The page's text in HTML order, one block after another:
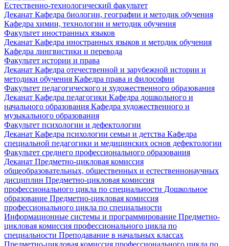
Естественно-технологический факультет
Деканат Кафедра биологии, географии и методик обучения
Кафедра химии, технологии и методик обучения
Факультет иностранных языков
Деканат Кафедра иностранных языков и методик обучения
Кафедра лингвистики и перевода
Факультет истории и права
Деканат Кафедра отечественной и зарубежной истории и
методики обучения Кафедра права и философии
Факультет педагогического и художественного образования
Деканат Кафедра педагогики Кафедра дошкольного и
начального образования Кафедра художественного и
музыкального образования
Факультет психологии и дефектологии
Деканат Кафедра психологии семьи и детства Кафедра
специальной педагогики и медицинских основ дефектологии
Факультет среднего профессионального образования
Деканат Предметно-цикловая комиссия
общеобразовательных, общественных и естественнонаучных
дисциплин Предметно-цикловая комиссия
профессионального цикла по специальности Дошкольное
образование Предметно-цикловая комиссия
профессионального цикла по специальности
Информационные системы и программирование Предметно-
цикловая комиссия профессионального цикла по
специальности Преподавание в начальных классах
Предметно-цикловая комиссия профессионального цикла по